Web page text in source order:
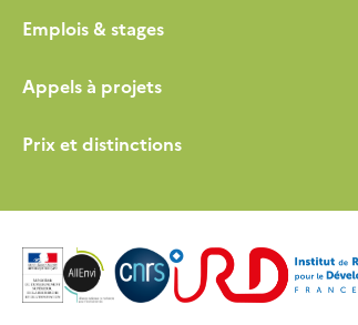
Emplois & stages
Appels à projets
Prix et distinctions